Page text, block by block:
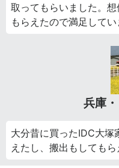
取ってもらいました。
もらえたので満足してい
兵庫
大分昔に買ったIDC大塚
えたし、搬出もしても